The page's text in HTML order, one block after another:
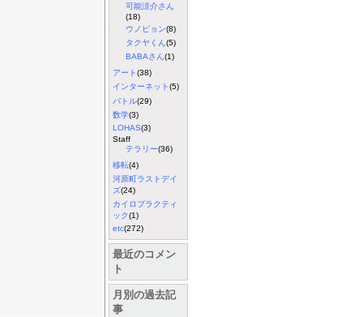
可能涼介さん
(18)
ウノピョン(8)
タクヤくん (5)
BABAさん (1)
アート(38)
インターネット(5)
バトル(29)
数学(3)
LOHAS(3)
Staff
テラリー(36)
移転(4)
河原町ラストデイ
ズ(24)
カイロプラクティ
ック(1)
etc(272)
最近のコメン
ト
月別の過去記
事